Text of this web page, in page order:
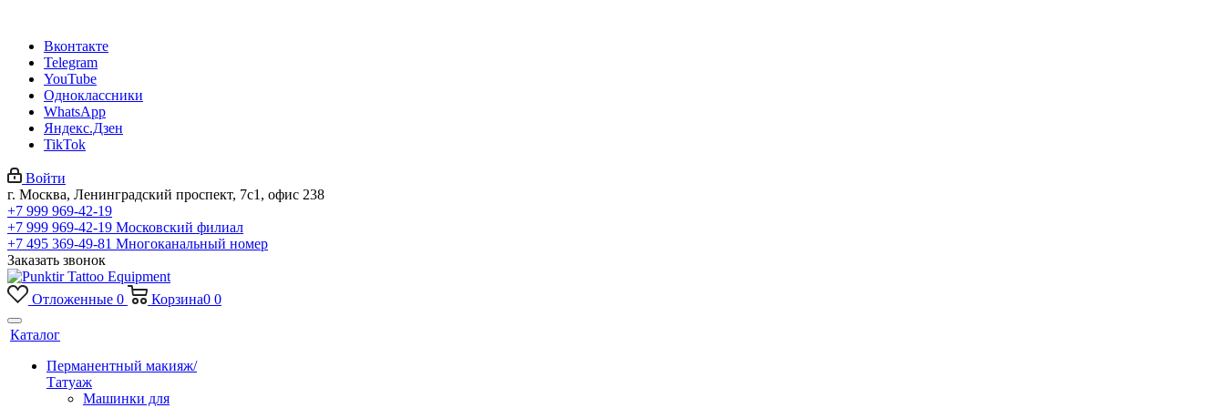
Вконтакте
Telegram
YouTube
Одноклассники
WhatsApp
Яндекс.Дзен
TikTok
Войти
г. Москва, Ленинградский проспект, 7с1, офис 238
+7 999 969-42-19
+7 999 969-42-19 Московский филиал
+7 495 369-49-81 Многоканальный номер
Заказать звонок
Отложенные 0 Корзина0 0
Каталог
Перманентный макияж/
Татуаж
Машинки для